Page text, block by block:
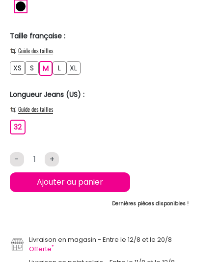
Taille française :
Guide des tailles
XS S MM L XL
Longueur Jeans (US) :
Guide des tailles
3232
- +
Ajouter au panier
Dernières pièces disponibles !
Livraison en magasin
Entre le 12/8 et le 20/8
Offerte*